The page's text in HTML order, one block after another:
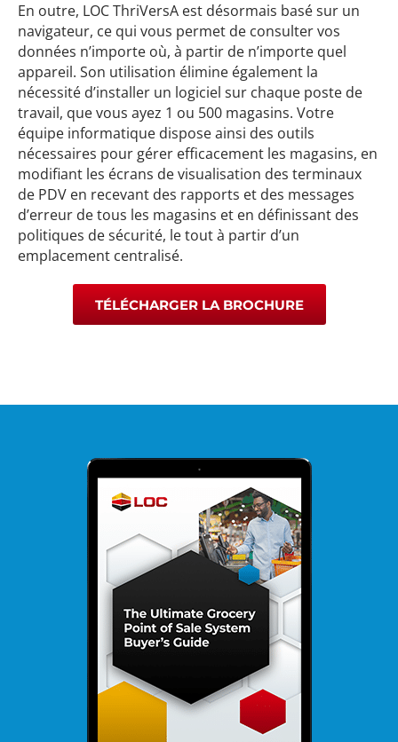
En outre, LOC ThriVersA est désormais basé sur un
navigateur, ce qui vous permet de consulter vos
données n’importe où, à partir de n’importe quel
appareil. Son utilisation élimine également la
nécessité d’installer un logiciel sur chaque poste de
travail, que vous ayez 1 ou 500 magasins. Votre
équipe informatique dispose ainsi des outils
nécessaires pour gérer efficacement les magasins, en
modifiant les écrans de visualisation des terminaux
de PDV en recevant des rapports et des messages
d’erreur de tous les magasins et en définissant des
politiques de sécurité, le tout à partir d’un
emplacement centralisé.
TÉLÉCHARGER LA BROCHURE